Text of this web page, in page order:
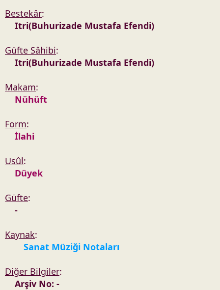
Bestekâr:
Itri(Buhurizade Mustafa Efendi)
Güfte Sâhibi:
Itri(Buhurizade Mustafa Efendi)
Makam:
Nühüft
Form:
İlahi
Usûl:
Düyek
Güfte:
-
Kaynak:
Sanat Müziği Notaları
Diğer Bilgiler:
Arşiv No: -